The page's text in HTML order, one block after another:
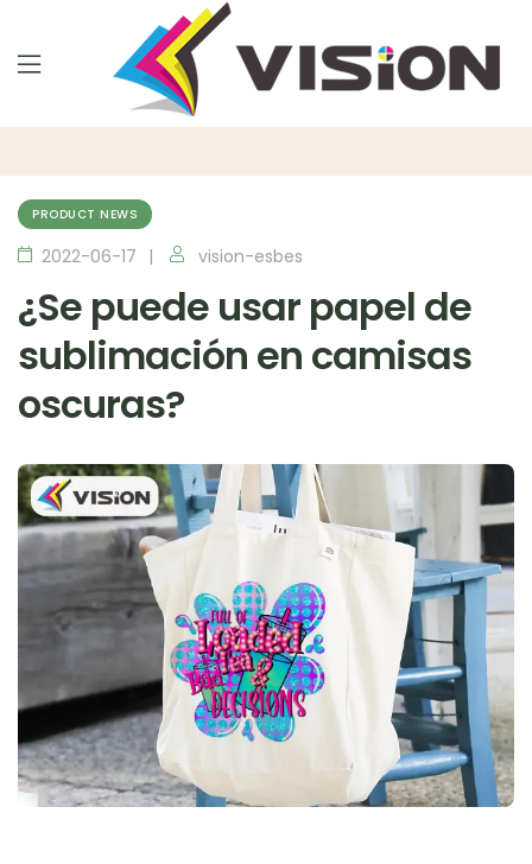
PRODUCT NEWS
2022-06-17 vision-esbes
¿Se puede usar papel de
sublimación en camisas
oscuras?